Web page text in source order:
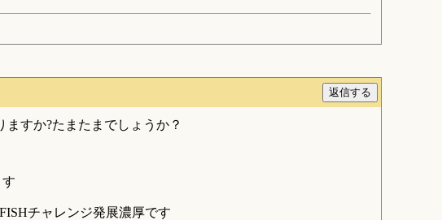
すか?たまたまでしょうか？
チャレンジ発展濃厚です